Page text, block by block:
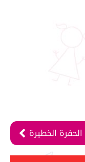
الحفرة الخطيرة